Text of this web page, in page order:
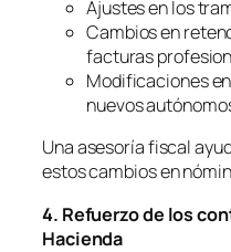
Ajustes en los
Cambios en
facturas
Modificaciones
nuevos
Una asesoría fiscal
estos cambios en
4. Refuerzo de los
Hacienda